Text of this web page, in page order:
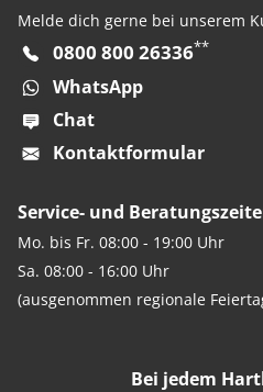
Melde dich gerne bei unserem
0800 800 26336**
WhatsApp
Chat
Kontaktformular
Service- und
Mo. bis Fr. 08:00 - 19:00 Uhr
Sa. 08:00 - 16:00 Uhr
(ausgenommen regionale
Bei jedem